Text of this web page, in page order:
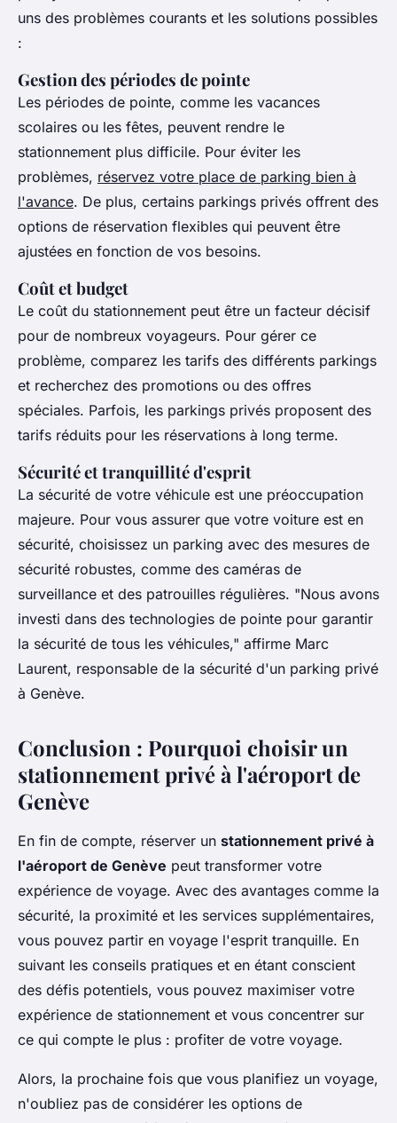
uns des problèmes courants et les solutions possibles
:
Gestion des périodes de pointe
Les périodes de pointe, comme les vacances
scolaires ou les fêtes, peuvent rendre le
stationnement plus difficile. Pour éviter les
problèmes, réservez votre place de parking bien à
l'avance. De plus, certains parkings privés offrent des
options de réservation flexibles qui peuvent être
ajustées en fonction de vos besoins.
Coût et budget
Le coût du stationnement peut être un facteur décisif
pour de nombreux voyageurs. Pour gérer ce
problème, comparez les tarifs des différents parkings
et recherchez des promotions ou des offres
spéciales. Parfois, les parkings privés proposent des
tarifs réduits pour les réservations à long terme.
Sécurité et tranquillité d'esprit
La sécurité de votre véhicule est une préoccupation
majeure. Pour vous assurer que votre voiture est en
sécurité, choisissez un parking avec des mesures de
sécurité robustes, comme des caméras de
surveillance et des patrouilles régulières. "Nous avons
investi dans des technologies de pointe pour garantir
la sécurité de tous les véhicules," affirme Marc
Laurent, responsable de la sécurité d'un parking privé
à Genève.
Conclusion : Pourquoi choisir un
stationnement privé à l'aéroport de
Genève
En fin de compte, réserver un stationnement privé à
l'aéroport de Genève peut transformer votre
expérience de voyage. Avec des avantages comme la
sécurité, la proximité et les services supplémentaires,
vous pouvez partir en voyage l'esprit tranquille. En
suivant les conseils pratiques et en étant conscient
des défis potentiels, vous pouvez maximiser votre
expérience de stationnement et vous concentrer sur
ce qui compte le plus : profiter de votre voyage.
Alors, la prochaine fois que vous planifiez un voyage,
n'oubliez pas de considérer les options de